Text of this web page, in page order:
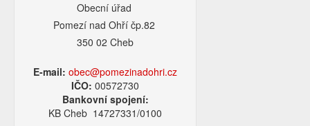
Obecní úřad
Pomezí nad Ohří čp.82
350 02 Cheb
E-mail: obec@pomezinadohri.cz
IČO:00572730
Bankovní spojení:
KB Cheb 14727331/0100